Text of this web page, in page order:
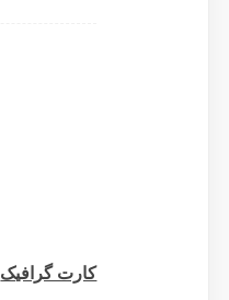
کارت گرافیک